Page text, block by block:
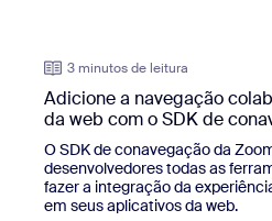
3 minutos de leitura
Adicione a navegação
da web com o SDK de
O SDK de conavegação da
desenvolvedores todas as
fazer a integração da
em seus aplicativos da web.